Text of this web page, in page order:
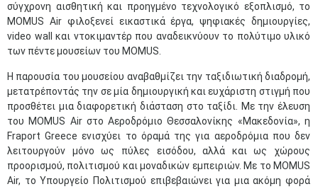
σύγχρονη αισθητική και προηγμένο τεχνολογικό εξοπλισμό, το
MOMUS Air φιλοξενεί εικαστικά έργα, ψηφιακές δημιουργίες,
video wall και ντοκιμαντέρ που αναδεικνύουν το πολύτιμο υλικό
των πέντε μουσείων του MOMUS.
Η παρουσία του μουσείου αναβαθμίζει την ταξιδιωτική διαδρομή,
μετατρέποντάς την σε μία δημιουργική και ευχάριστη στιγμή που
προσθέτει μια διαφορετική διάσταση στο ταξίδι. Με την έλευση
του MOMUS Air στο Αεροδρόμιο Θεσσαλονίκης «Μακεδονία», η
Fraport Greece ενισχύει το όραμά της για αεροδρόμια που δεν
λειτουργούν μόνο ως πύλες εισόδου, αλλά και ως χώρους
προορισμού, πολιτισμού και μοναδικών εμπειριών. Με το MOMUS
Air, το Υπουργείο Πολιτισμού επιβεβαιώνει για μια ακόμη φορά